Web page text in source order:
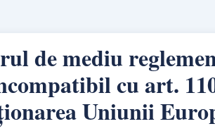
de mediu
cu art.
Uniunii